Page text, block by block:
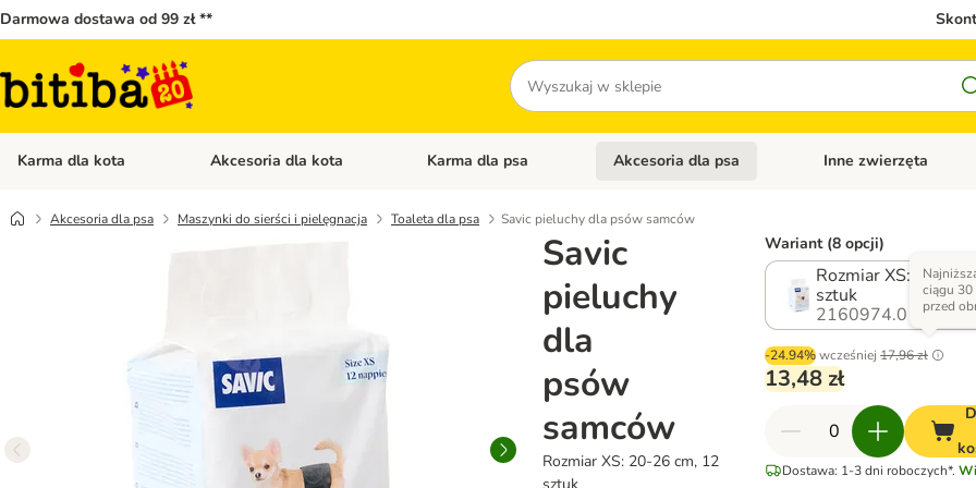
Darmowa dostawa od 99 zł **
Szukaj
Karma dla kota Otwórz menu kategorii: Karma dla kota
Akcesoria dla kota Otwórz menu kategorii: Akcesoria dla kota
Karma dla psa Otwórz menu kategorii: Karma dla psa
Akcesoria dla psa Otwórz menu kategorii:
Inne zwierzęta
Akcesoria dla psa Maszynki do sierści i pielęgnacja Toaleta dla psa Savic pieluchy dla psów samców
Savic
pieluchy
dla
psów
samców
Rozmiar XS: 20-26 cm, 12
Wariant (8 opcji)
Rozmiar XS: 20-26
sztuk
2160974.0
-24.94%wcześniej 17,96 zł
ciągu 30
przed
13,48 zł
Dostawa: 1-3 dni roboczych*.